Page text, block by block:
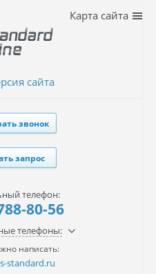
сайта
Карта сайта
звонок
запрос
телефон:
80-56
телефоны:
написать:
standard.ru